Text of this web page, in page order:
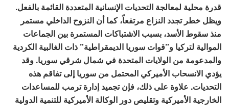
قدرة محلية لمعالجة التحديات الإنسانية المتعددة القائمة بالفعل.
ويظل خطر تجدد النزاع مرتفعاً، كما أن النزوح الداخلي مستمر
منذ سقوط الأسد، بسبب الاشتباكات المستمرة بين الجماعات
الموالية لتركيا و”قوات سوريا الديمقراطية” ذات الغالبية الكردية
والمدعومة من الولايات المتحدة في شمال شرقي سوريا. وقد
يؤدي الانسحاب الأميركي المحتمل من سوريا إلى تفاقم هذه
التحديات. علاوة على ذلك، فإن تجميد إدارة ترمب للمساعدات
الخارجية الأميركية وتقليص دور الوكالة الأميركية للتنمية الدولية